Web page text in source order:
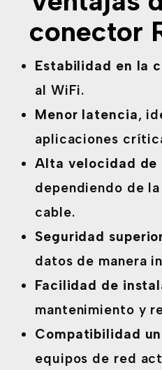
conector
Estabilidad en la
al WiFi.
Menor latencia,
aplicaciones
Alta velocidad de
dependiendo de
cable.
Seguridad
datos de manera
Facilidad de
mantenimiento y
Compatibilidad
equipos de red